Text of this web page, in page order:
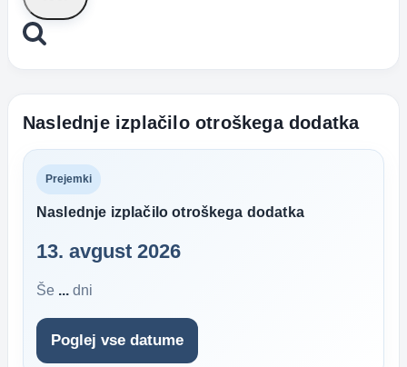
Naslednje izplačilo otroškega dodatka
Prejemki
Naslednje izplačilo otroškega dodatka
13. avgust 2026
Še ... dni
Poglej vse datume